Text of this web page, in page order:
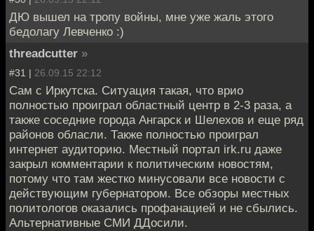
ДЮ вышел на тропу войны, мне уже жаль этого
бедолагу Левченко :)
threadcutter »
#31 | 26.09.15 22:12
Сам с Иркутска. Ситуация такая, что врио
полностью проиграл областный центр в 2-3 раза, а
также соседние города Ангарск и Шелехов и еще ряд
районов обласли. Также полностью проиграл
интернет аудиторию. Местный портал irk.ru даже
закрыл комментарии к политическим новостям,
потому что там жестко минусовали все новости с
действующим губернатором. Все обзоры местных
политологов оказались профанацией и не сбылись.
Альтернативные СМИ ДДосили.